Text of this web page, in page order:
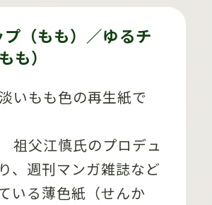
（もも）／ゆるチ
も）
いもも色の再生紙で
祖父江慎氏のプロデュ
、週刊マンガ雑誌など
いる薄色紙（せんか